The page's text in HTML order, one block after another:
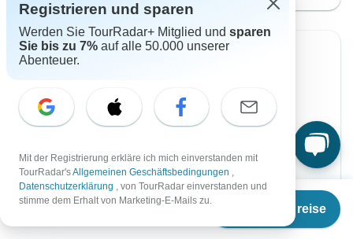
Ab€2.649
Termine & Preise
Sofortige Bestätigung -15%
2 Okt, 2026 29 Okt, 2026
Sehr beliebt
Garantierte Durchführung
per person
Registrieren und sparen
Werden Sie TourRadar+ Mitglied und sparen
Sie bis zu 7% auf alle 50.000 unserer
Abenteuer.
Mit der Registrierung erkläre ich mich einverstanden mit
TourRadar'sAllgemeinen Geschäftsbedingungen ,
Datenschutzerklärung , von TourRadar einverstanden und
stimme dem Erhalt von Marketing-E-Mails zu.